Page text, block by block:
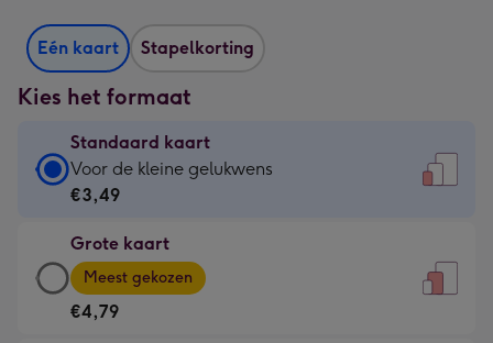
Eén kaart Stapelkorting
Kies het formaat
Standaard kaart
Standaard
kaart
€3,49
-
Voor
Voor de kleine gelukwens
€3,49
Grote kaart
Grote
kaart
-
Meest gekozen
€4,79